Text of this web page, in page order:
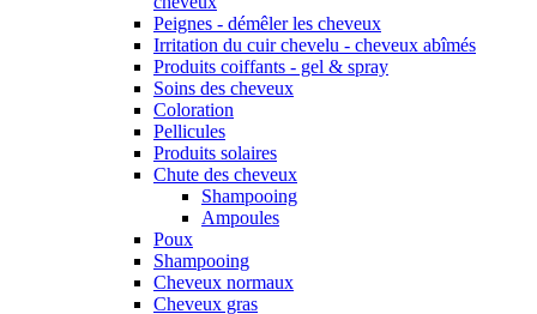
Peignes - démêler les cheveux
Irritation du cuir chevelu - cheveux abîmés
Produits coiffants - gel & spray
Soins des cheveux
Coloration
Pellicules
Produits solaires
Chute des cheveux
Shampooing
Ampoules
Poux
Shampooing
Cheveux normaux
Cheveux gras